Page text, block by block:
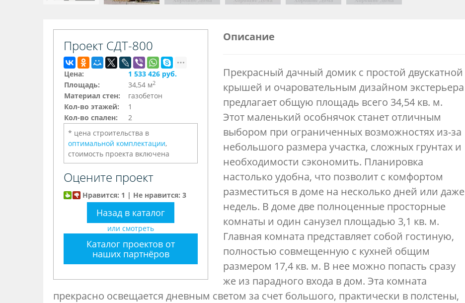
Проект СДТ-800
Цена:
1 533 426 руб.
Площадь:
34,54 м2
Материал стен:
газобетон
Кол-во этажей:
1
Кол-во спален:
2
* цена строительства в
оптимальной комплектации,
стоимость проекта включена
Оцените проект
Нравится: 1 | Не нравится: 3
Назад в каталог
или смотреть
Каталог проектов от
наших партнёров
Описание
Прекрасный дачный домик с простой двускатной
крышей и очаровательным дизайном экстерьера
предлагает общую площадь всего 34,54 кв. м.
Этот маленький особнячок станет отличным
выбором при ограниченных возможностях из-за
небольшого размера участка, сложных грунтах и
необходимости сэкономить. Планировка
настолько удобна, что позволит с комфортом
разместиться в доме на несколько дней или даже
недель. В доме две полноценные просторные
комнаты и один санузел площадью 3,1 кв. м.
Главная комната представляет собой гостиную,
полностью совмещенную с кухней общим
размером 17,4 кв. м. В нее можно попасть сразу
же из парадного входа в дом. Эта комната
прекрасно освещается дневным светом за счет большого, практически в полстены,